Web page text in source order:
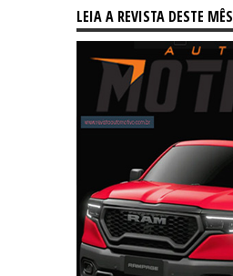
LEIA A REVISTA DESTE MÊS